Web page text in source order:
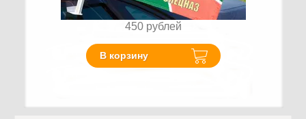
450 рублей
В корзину